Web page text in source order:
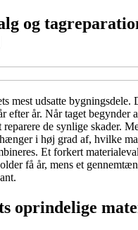
og
mest udsatte bygningsdele.
efter år. Når taget begynder
de synlige skader.
i høj grad af, hvilke
Et forkert
få år, mens et
oprindelige